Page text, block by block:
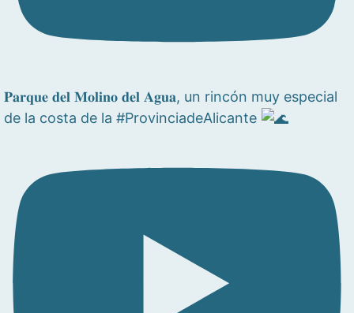
𝐏𝐚𝐫𝐪𝐮𝐞 𝐝𝐞𝐥 𝐌𝐨𝐥𝐢𝐧𝐨 𝐝𝐞𝐥 𝐀𝐠𝐮𝐚, un rincón muy especial
de la costa de la #ProvinciadeAlicante